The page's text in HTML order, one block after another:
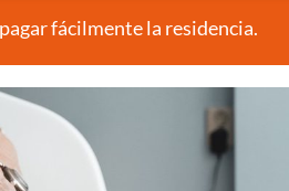
fácilmente la residencia.